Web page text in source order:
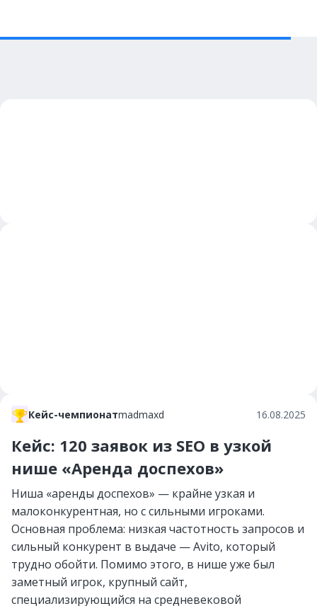
Кейс-чемпионатmadmaxd 16.08.2025
Кейс: 120 заявок из SEO в узкой
нише «Аренда доспехов»
Ниша «аренды доспехов» — крайне узкая и
малоконкурентная, но с сильными игроками.
Основная проблема: низкая частотность запросов и
сильный конкурент в выдаче — Avito, который
трудно обойти. Помимо этого, в нише уже был
заметный игрок, крупный сайт,
специализирующийся на средневековой